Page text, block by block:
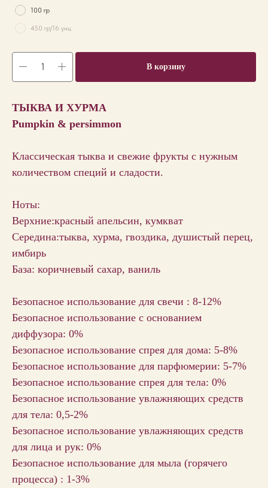
100 гр
450 гр/16 унц
В корзину
ТЫКВА И ХУРМА
Рumpkin & persimmon
Классическая тыква и свежие фрукты с нужным
количеством специй и сладости.
Ноты:
Верхние:красный апельсин, кумкват
Середина:тыква, хурма, гвоздика, душистый перец,
имбирь
База: коричневый сахар, ваниль
Безопасное использование для свечи : 8-12%
Безопасное использование с основанием
диффузора: 0%
Безопасное использование спрея для дома: 5-8%
Безопасное использование для парфюмерии: 5-7%
Безопасное использование спрея для тела: 0%
Безопасное использование увлажняющих средств
для тела: 0,5-2%
Безопасное использование увлажняющих средств
для лица и рук: 0%
Безопасное использование для мыла (горячего
процесса) : 1-3%